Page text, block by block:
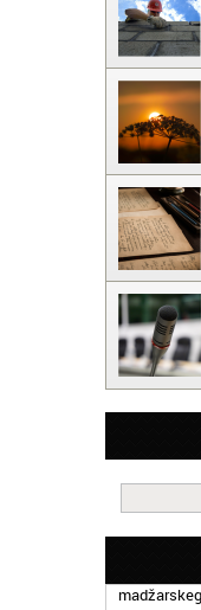
Matjaž iz
Lahko
Oxford,
vam